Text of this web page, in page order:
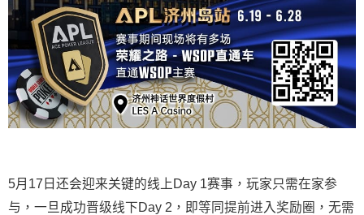
5月17日还会迎来关键的线上Day 1赛事，玩家只需在家参
与，一旦成功晋级线下Day 2，即等同提前进入奖励圈，无需